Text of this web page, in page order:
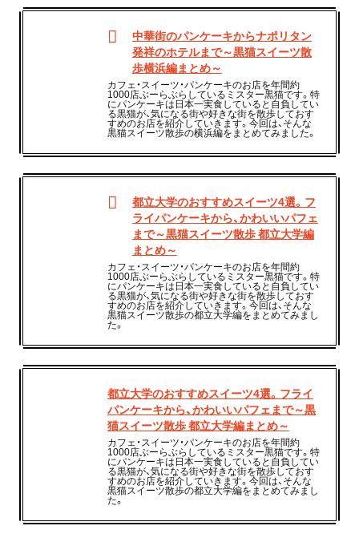
中華街のパンケーキからナポリタン
発祥のホテルまで～黒猫スイーツ散
歩横浜編まとめ～
カフェ・スイーツ・パンケーキのお店を年間約
1000店ぶーらぶらしているミスター黒猫です。特
にパンケーキは日本一実食していると自負してい
る黒猫が、気になる街や好きな街を散歩しておす
すめのお店を紹介していきます。今回は、そんな
黒猫スイーツ散歩の横浜編をまとめてみました。
都立大学のおすすめスイーツ4選。フ
ライパンケーキから、かわいいパフェ
まで～黒猫スイーツ散歩 都立大学編
まとめ～
カフェ・スイーツ・パンケーキのお店を年間約
1000店ぶーらぶらしているミスター黒猫です。特
にパンケーキは日本一実食していると自負してい
る黒猫が、気になる街や好きな街を散歩しておす
すめのお店を紹介していきます。今回は、そんな
黒猫スイーツ散歩の都立大学編をまとめてみまし
た。
都立大学のおすすめスイーツ4選。フライ
パンケーキから、かわいいパフェまで～黒
猫スイーツ散歩 都立大学編まとめ～
カフェ・スイーツ・パンケーキのお店を年間約
1000店ぶーらぶらしているミスター黒猫です。特
にパンケーキは日本一実食していると自負してい
る黒猫が、気になる街や好きな街を散歩しておす
すめのお店を紹介していきます。今回は、そんな
黒猫スイーツ散歩の都立大学編をまとめてみまし
た。